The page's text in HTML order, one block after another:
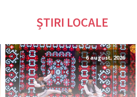
ȘTIRI LOCALE
6 august, 2026